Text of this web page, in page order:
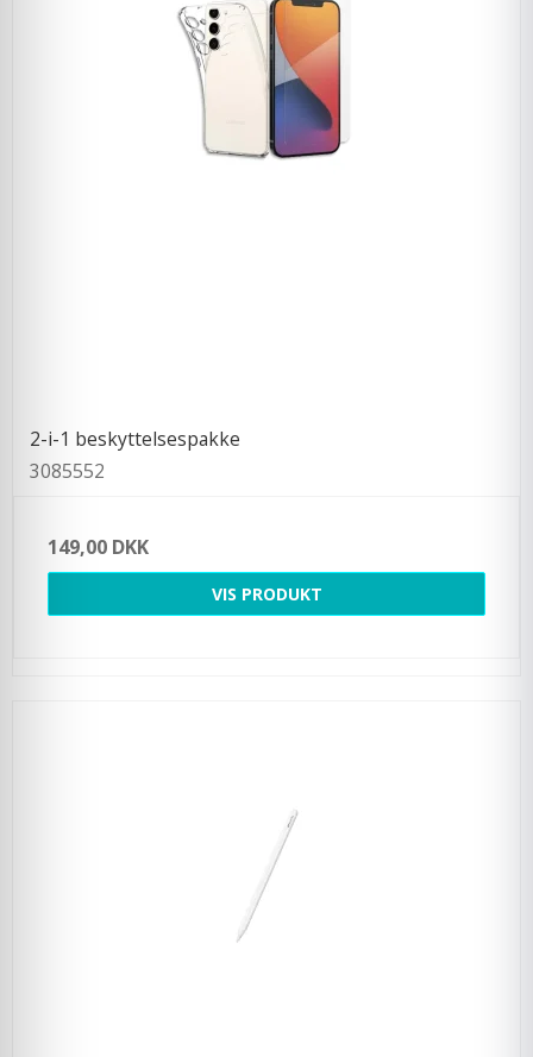
2-i-1 beskyttelsespakke
3085552
149,00 DKK
VIS PRODUKT